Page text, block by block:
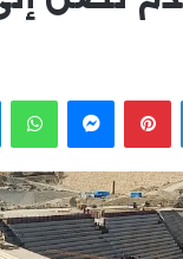
LinkedIn
Pinterest